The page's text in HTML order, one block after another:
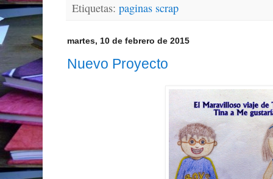
Etiquetas: paginas scrap
martes, 10 de febrero de 2015
Nuevo Proyecto